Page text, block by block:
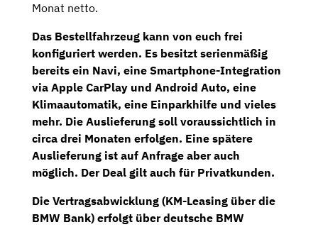
Monat netto.
Das Bestellfahrzeug kann von euch frei
konfiguriert werden. Es besitzt serienmäßig
bereits ein Navi, eine Smartphone-Integration
via Apple CarPlay und Android Auto, eine
Klimaautomatik, eine Einparkhilfe und vieles
mehr. Die Auslieferung soll voraussichtlich in
circa drei Monaten erfolgen. Eine spätere
Auslieferung ist auf Anfrage aber auch
möglich. Der Deal gilt auch für Privatkunden.
Die Vertragsabwicklung (KM-Leasing über die
BMW Bank) erfolgt über deutsche BMW